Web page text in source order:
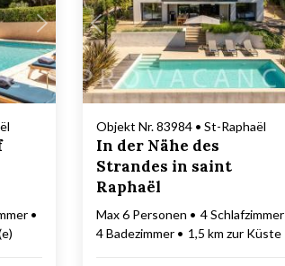
Lädt ...
Objekt Nr. 83984 • St-Raphaël
In der Nähe des
Strandes in saint
Raphaël
Max 6 Personen
4 Schlafzimmer
4 Badezimmer
1,5 km zur Küste